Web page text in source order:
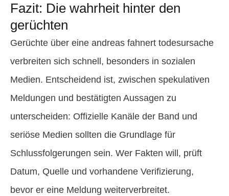
Fazit: Die wahrheit hinter den
gerüchten
Gerüchte über eine andreas fahnert todesursache
verbreiten sich schnell, besonders in sozialen
Medien. Entscheidend ist, zwischen spekulativen
Meldungen und bestätigten Aussagen zu
unterscheiden: Offizielle Kanäle der Band und
seriöse Medien sollten die Grundlage für
Schlussfolgerungen sein. Wer Fakten will, prüft
Datum, Quelle und vorhandene Verifizierung,
bevor er eine Meldung weiterverbreitet.